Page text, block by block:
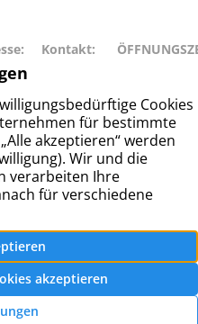
Kontakt:
– 677 88 66
info@hug-
rahlstedt.de
• Freitag:
14:00
Dienstag •
Donnerstag:
– 18:00
Hamburg-